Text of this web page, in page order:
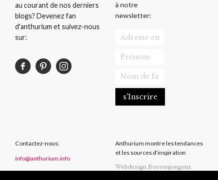
au courant de nos derniers
blogs? Devenez fan
d'anthurium et suivez-nous
sur:
à notre
newsletter:
Contactez-nous:
info@anthurium.info
Anthurium montre les tendances
et les sources d'inspiration
Webdesign Boerenjongens